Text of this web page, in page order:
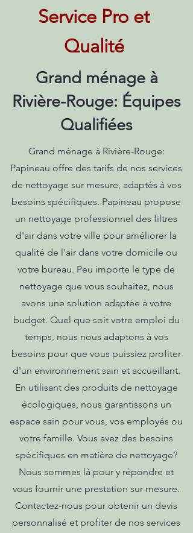
Service Pro et
Qualité
Grand ménage à
Rivière-Rouge: Équipes
Qualifiées
Grand ménage à Rivière-Rouge:
Papineau offre des tarifs de nos services
de nettoyage sur mesure, adaptés à vos
besoins spécifiques. Papineau propose
un nettoyage professionnel des filtres
d'air dans votre ville pour améliorer la
qualité de l'air dans votre domicile ou
votre bureau. Peu importe le type de
nettoyage que vous souhaitez, nous
avons une solution adaptée à votre
budget. Quel que soit votre emploi du
temps, nous nous adaptons à vos
besoins pour que vous puissiez profiter
d'un environnement sain et accueillant.
En utilisant des produits de nettoyage
écologiques, nous garantissons un
espace sain pour vous, vos employés ou
votre famille. Vous avez des besoins
spécifiques en matière de nettoyage?
Nous sommes là pour y répondre et
vous fournir une prestation sur mesure.
Contactez-nous pour obtenir un devis
personnalisé et profiter de nos services